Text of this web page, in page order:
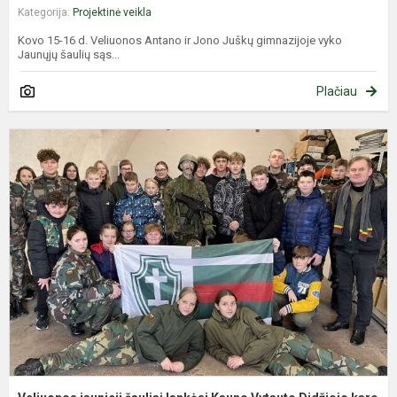
Kategorija: Projektinė veikla
Kovo 15-16 d. Veliuonos Antano ir Jono Juškų gimnazijoje vyko
Jaunųjų šaulių sąs...
Plačiau